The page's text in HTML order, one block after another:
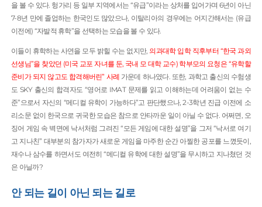
을 볼 수 있다. 헝가리 등 일부 지역에서는 “유급”이라는 상처를 입어가며 6년이 아닌
7-8년 만에 졸업하는 한국인도 많았으나, 이탈리아의 경우에는 어지간해서는 (유급
이전에) “자발적 휴학”을 선택하는 모습을 볼 수 있다.
이들이 휴학하는 사연을 모두 밝힐 수는 없지만, 의과대학 입학 직후부터 “한국 과외
선생님”을 찾았던 (미국 교포 자녀를 둔, 국내 모 대학 교수) 학부모의 요청은 “유학할
준비가 되지 않고도 합격해버린” 사례 가운데 하나였다. 또한, 과학고 출신의 수험생
도 SKY 출신의 합격자도 “영어로 IMAT 문제를 읽고 이해하는데 어려움이 없는 수
준”으로서 자신의 “메디컬 유학이 가능하다”고 판단했으나, 2-3학년 진급 이전에 소
리소문 없이 한국으로 귀국한 모습은 참으로 안타까운 일이 아닐 수 없다. 어쩌면, 오
징어 게임 속 벽면에 낙서처럼 그려진 “모든 게임에 대한 설명”을 그저 “낙서로 여기
고 지나친” 대부분의 참가자가 새로운 게임을 마주한 순간 아찔한 공포를 느꼈듯이,
재수나 삼수를 하면서도 여전히 “메디컬 유학에 대한 설명”을 무시하고 지나쳤던 것
은 아닐까?
안 되는 길이 아닌 되는 길로